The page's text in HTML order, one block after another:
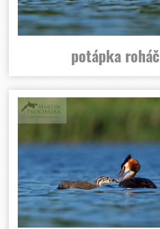
potápka roháč